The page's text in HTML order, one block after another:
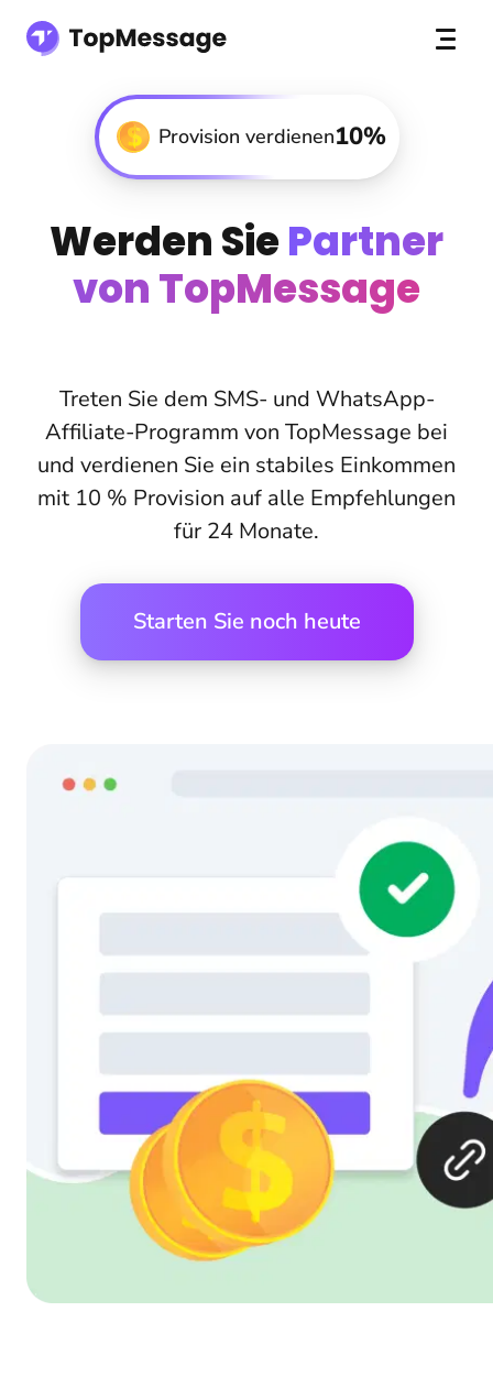
Provision verdienen10%
Werden SiePartner
von TopMessage
Treten Sie dem SMS- und WhatsApp-
Affiliate-Programm von TopMessage bei
und verdienen Sie ein stabiles Einkommen
mit 10 % Provision auf alle Empfehlungen
für 24 Monate.
Starten Sie noch heute